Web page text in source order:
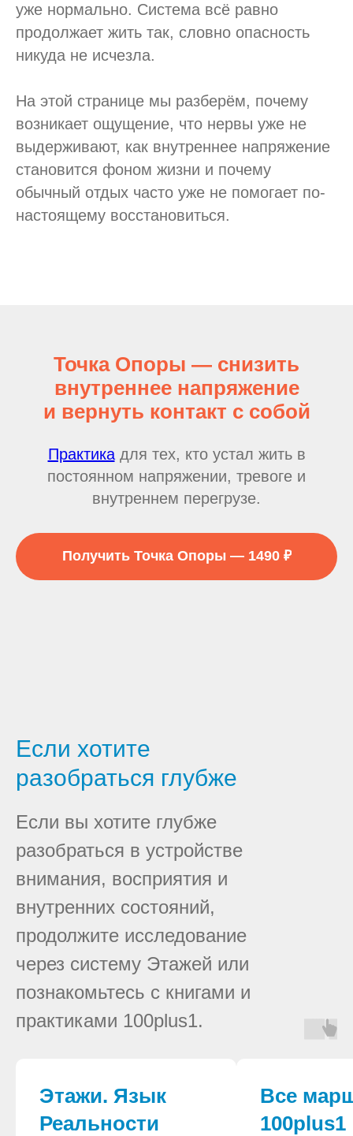
уже нормально. Система всё равно
продолжает жить так, словно опасность
никуда не исчезла.
На этой странице мы разберём, почему
возникает ощущение, что нервы уже не
выдерживают, как внутреннее напряжение
становится фоном жизни и почему
обычный отдых часто уже не помогает по-
настоящему восстановиться.
Точка Опоры — снизить
внутреннее напряжение
и вернуть контакт с собой
Практикадля тех, кто устал жить в
постоянном напряжении, тревоге и
внутреннем перегрузе.
Получить Точка Опоры — 1490 ₽
Если хотите
разобраться глубже
Если вы хотите глубже
разобраться в устройстве
внимания, восприятия и
внутренних состояний,
продолжите исследование
через систему Этажей или
познакомьтесь с книгами и
практиками 100plus1.
Этажи. Язык
Реальности
Все
100plus1